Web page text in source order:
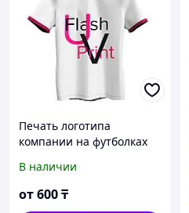
Печать логотипа
компании на футболках
В наличии
от600₸